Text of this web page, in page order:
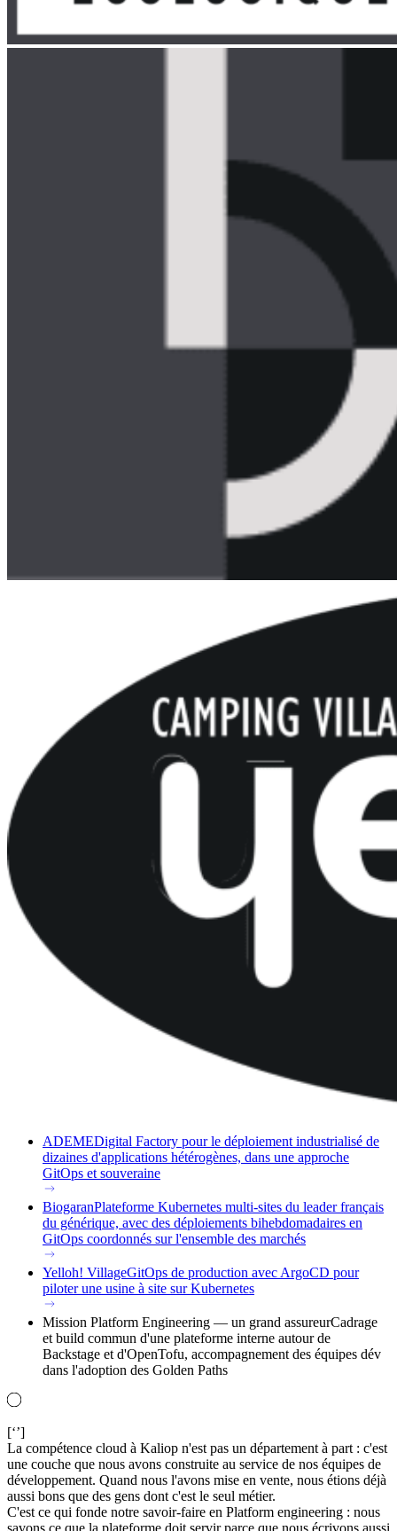
ADEMEDigital Factory pour le déploiement industrialisé de
dizaines d'applications hétérogènes, dans une approche
GitOps et souveraine
BiogaranPlateforme Kubernetes multi-sites du leader français
du générique, avec des déploiements bihebdomadaires en
GitOps coordonnés sur l'ensemble des marchés
Yelloh! VillageGitOps de production avec ArgoCD pour
piloter une usine à site sur Kubernetes
Mission Platform Engineering — un grand assureurCadrage
et build commun d'une plateforme interne autour de
Backstage et d'OpenTofu, accompagnement des équipes dév
dans l'adoption des Golden Paths
[‘’]
La compétence cloud à Kaliop n'est pas un département à part : c'est
une couche que nous avons construite au service de nos équipes de
développement. Quand nous l'avons mise en vente, nous étions déjà
aussi bons que des gens dont c'est le seul métier.
C'est ce qui fonde notre savoir-faire en Platform engineering : nous
savons ce que la plateforme doit servir parce que nous écrivons aussi